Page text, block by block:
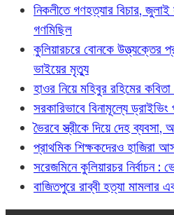
নিকলীতে গণহত্যার বিচার, জুলাই
গণমিছিল
কুলিয়ারচরে বোনকে উত্ত্যক্তের
ভাইয়ের মৃত্যু
হাওর নিয়ে মহিবুর রহিমের
সরকারিভাবে বিনামূল্যে ড্রাইভিং
ভৈরবে স্ত্রীকে দিয়ে দেহ
প্রাথমিক শিক্ষকদেরও হাজিরা
সরেজমিনে কুলিয়ারচর নির্বাচন
বাজিতপুরে রাব্বী হত্যা মামলার